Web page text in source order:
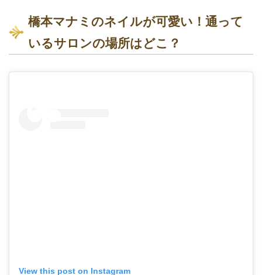
橋本マナミのネイルが可愛い！通って
いるサロンの場所はどこ？
View this post on Instagram